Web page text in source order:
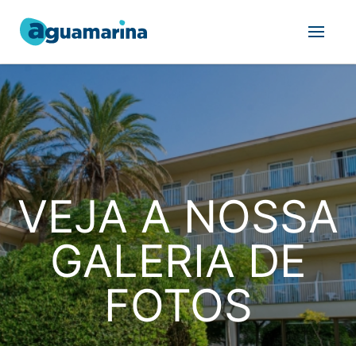
VEJA A NOSSA
GALERIA DE
FOTOS